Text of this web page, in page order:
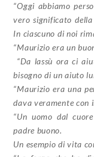
“Oggi abbiamo
vero significato
In ciascuno di noi
“Maurizio era un
“Da lassù ora ci
bisogno di un aiuto
“Maurizio era una
dava veramente con
“Un uomo dal
padre buono.
Un esempio di vita